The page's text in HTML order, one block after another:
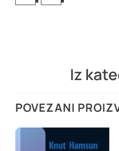
Iz
POVEZANI